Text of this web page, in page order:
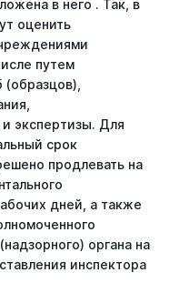
в него . Так, в
оценить
путем
экспертизы. Для
срок
продлевать на
дней, а также
органа на
инспектора